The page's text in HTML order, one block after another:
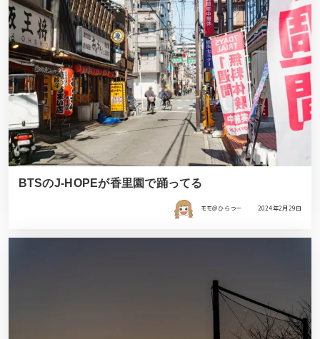
BTSのJ-HOPEが香里園で踊ってる
モモ＠ひらつー 2024年2月29日